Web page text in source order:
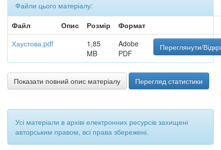
Файли цього матеріалу:
Файл
Опис Розмір
Формат
Хаустова.pdf
1,85
MB
Adobe
PDF
Переглянути/
Показати повний опис матеріалу Перегляд статистики
Усі матеріали в архіві електронних ресурсів захищені
авторським правом, всі права збережені.